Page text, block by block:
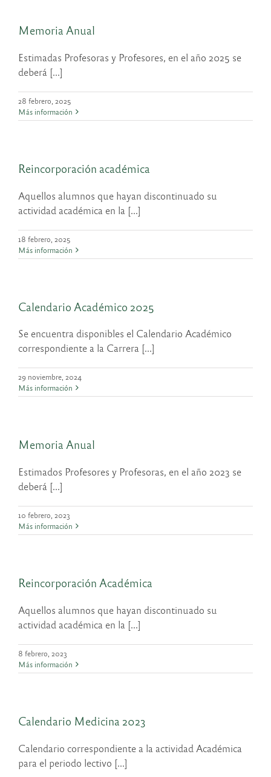
Memoria Anual
Estimadas Profesoras y Profesores, en el año 2025 se
deberá [...]
28 febrero, 2025
Más información
Reincorporación académica
Aquellos alumnos que hayan discontinuado su
actividad académica en la [...]
18 febrero, 2025
Más información
Calendario Académico 2025
Se encuentra disponibles el Calendario Académico
correspondiente a la Carrera [...]
29 noviembre, 2024
Más información
Memoria Anual
Estimados Profesores y Profesoras, en el año 2023 se
deberá [...]
10 febrero, 2023
Más información
Reincorporación Académica
Aquellos alumnos que hayan discontinuado su
actividad académica en la [...]
8 febrero, 2023
Más información
Calendario Medicina 2023
Calendario correspondiente a la actividad Académica
para el periodo lectivo [...]